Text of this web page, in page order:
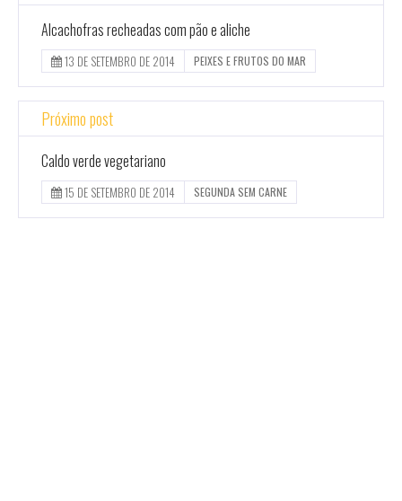
Alcachofras recheadas com pão e aliche
13 DE SETEMBRO DE 2014 PEIXES E FRUTOS DO MAR
Próximo post
Caldo verde vegetariano
15 DE SETEMBRO DE 2014 SEGUNDA SEM CARNE